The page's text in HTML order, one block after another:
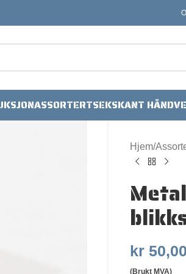
ASSORTERTSEKSKANT
Hjem
kr50,00
(Brukt MVA)